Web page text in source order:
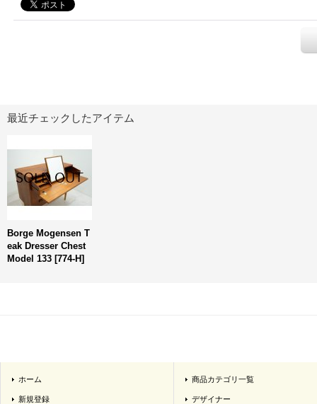
最近チェックしたアイテム
Borge Mogensen T
eak Dresser Chest
Model 133 [774-H]
ホーム
新規登録
商品カテゴリ一覧
デザイナー